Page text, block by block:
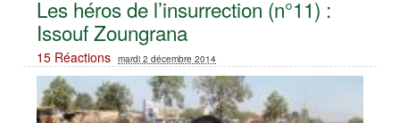
Les héros de l’insurrection (n°11) :
Issouf Zoungrana
15 Réactions mardi 2 décembre 2014